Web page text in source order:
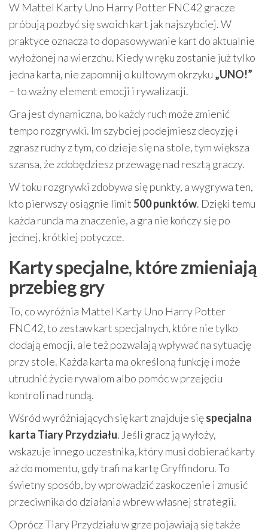
W Mattel Karty Uno Harry Potter FNC42 gracze
próbują pozbyć się swoich kart jak najszybciej. W
praktyce oznacza to dopasowywanie kart do aktualnie
wyłożonej na wierzchu. Kiedy w ręku zostanie już tylko
jedna karta, nie zapomnij o kultowym okrzyku „UNO!”
– to ważny element emocji i rywalizacji.
Gra jest dynamiczna, bo każdy ruch może zmienić
tempo rozgrywki. Im szybciej podejmiesz decyzję i
zgrasz ruchy z tym, co dzieje się na stole, tym większa
szansa, że zdobędziesz przewagę nad resztą graczy.
W toku rozgrywki zdobywa się punkty, a wygrywa ten,
kto pierwszy osiągnie limit500 punktów. Dzięki temu
każda runda ma znaczenie, a gra nie kończy się po
jednej, krótkiej potyczce.
Karty specjalne, które zmieniają
przebieg gry
To, co wyróżnia Mattel Karty Uno Harry Potter
FNC42, to zestaw kart specjalnych, które nie tylko
dodają emocji, ale też pozwalają wpływać na sytuację
przy stole. Każda karta ma określoną funkcję i może
utrudnić życie rywalom albo pomóc w przejęciu
kontroli nad rundą.
Wśród wyróżniających się kart znajduje sięspecjalna
karta Tiary Przydziału. Jeśli gracz ją wyłoży,
wskazuje innego uczestnika, który musi dobierać karty
aż do momentu, gdy trafi na kartę Gryffindoru. To
świetny sposób, by wprowadzić zaskoczenie i zmusić
przeciwnika do działania wbrew własnej strategii.
Oprócz Tiary Przydziału w grze pojawiają się także